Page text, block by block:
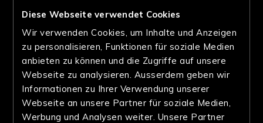
Diese Webseite verwendet Cookies
Wir verwenden Cookies, um Inhalte und Anzeigen
zu personalisieren, Funktionen für soziale Medien
anbieten zu können und die Zugriffe auf unsere
Webseite zu analysieren. Ausserdem geben wir
Informationen zu Ihrer Verwendung unserer
Webseite an unsere Partner für soziale Medien,
Werbung und Analysen weiter. Unsere Partner